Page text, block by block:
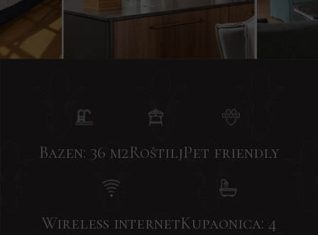
Bazen: 36 m2RoštiljPet friendly
Wireless internetKupaonica: 4